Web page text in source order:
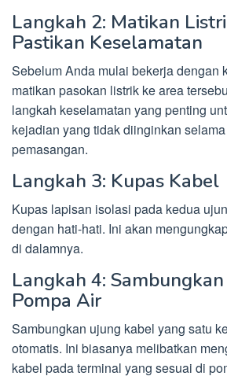
Langkah 2: Matikan
Pastikan Keselamatan
Sebelum Anda mulai bekerja dengan
matikan pasokan listrik ke area
langkah keselamatan yang penting
kejadian yang tidak diinginkan
pemasangan.
Langkah 3: Kupas Kabel
Kupas lapisan isolasi pada kedua
dengan hati-hati. Ini akan
di dalamnya.
Langkah 4:
Pompa Air
Sambungkan ujung kabel yang satu
otomatis. Ini biasanya melibatkan
kabel pada terminal yang sesuai di